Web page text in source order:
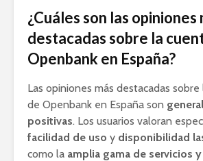
¿Cuáles son las opiniones
destacadas sobre la
Openbank en España?
Las opiniones más destacadas
de Openbank en España son
positivas. Los usuarios valoran
facilidad de uso y disponibilidad
como la amplia gama de servicios